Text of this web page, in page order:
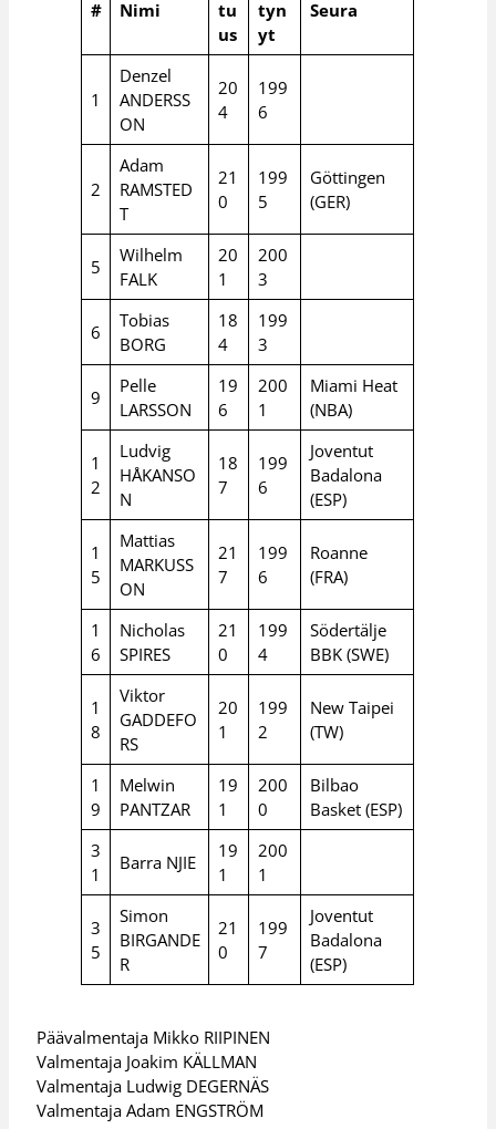
# Nimi
tu
us
tyn
yt
Seura
1
Denzel
ANDERSS
ON
20
4
199
6
2
Adam
RAMSTED
T
21
0
199
5
Göttingen
(GER)
5
Wilhelm
FALK
20
1
200
3
6
Tobias
BORG
18
4
199
3
9
Pelle
LARSSON
19
6
200
1
Miami Heat
(NBA)
1
2
Ludvig
HÅKANSO
N
18
7
199
6
Joventut
Badalona
(ESP)
1
5
Mattias
MARKUSS
ON
21
7
199
6
Roanne
(FRA)
1
6
Nicholas
SPIRES
21
0
199
4
Södertälje
BBK (SWE)
1
8
Viktor
GADDEFO
RS
20
1
199
2
New Taipei
(TW)
1
9
Melwin
PANTZAR
19
1
200
0
Bilbao
Basket (ESP)
3
1
Barra NJIE
19
1
200
1
3
5
Simon
BIRGANDE
R
21
0
199
7
Joventut
Badalona
(ESP)
Päävalmentaja Mikko RIIPINEN
Valmentaja Joakim KÄLLMAN
Valmentaja Ludwig DEGERNÄS
Valmentaja Adam ENGSTRÖM